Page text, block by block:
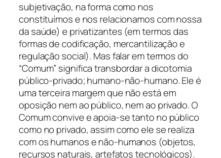
subjetivação, na forma como nos
constituímos e nos relacionamos com nossa
da saúde) e privatizantes (em termos das
formas de codificação, mercantilização e
regulação social). Mas falar em termos do
“Comum” significa transbordar a dicotomia
público-privado; humano-não-humano. Ele é
uma terceira margem que não está em
oposição nem ao público, nem ao privado. O
Comum convive e apoia-se tanto no público
como no privado, assim como ele se realiza
com os humanos e não-humanos (objetos,
recursos naturais, artefatos tecnológicos).